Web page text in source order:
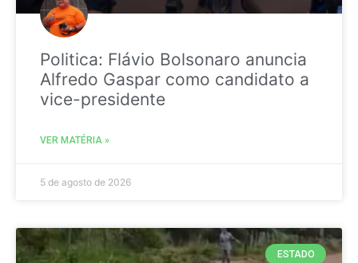
Politica: Flávio Bolsonaro anuncia
Alfredo Gaspar como candidato a
vice-presidente
VER MATÉRIA »
5 de agosto de 2026
ESTADO